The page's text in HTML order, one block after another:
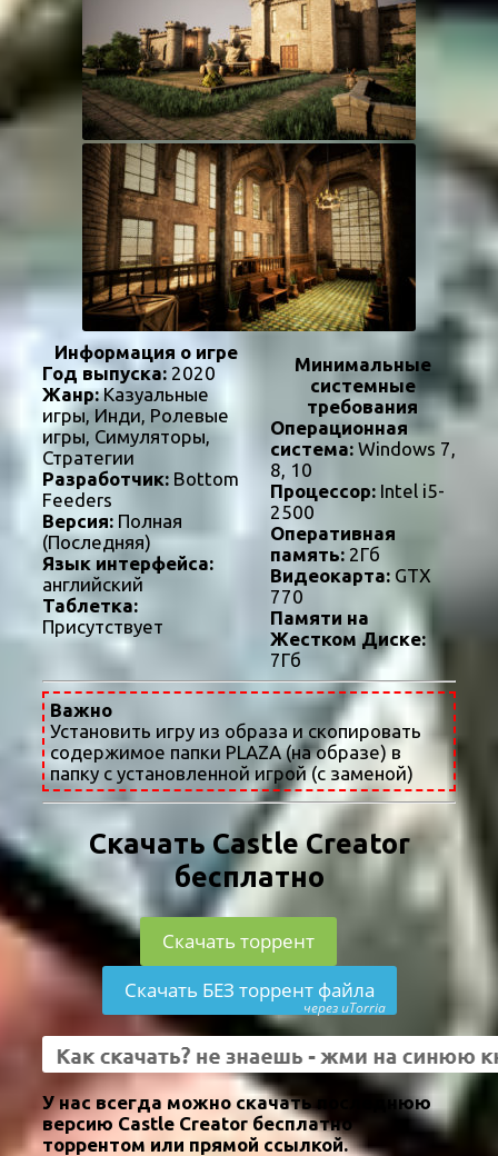
Информация о игре
Год выпуска: 2020
Жанр:Казуальные
игры, Инди, Ролевые
игры, Симуляторы,
Стратегии
Разработчик: Bottom
Feeders
Версия: Полная
(Последняя)
Язык интерфейса:
английский
Таблетка:
Присутствует
Минимальные
системные
требования
Операционная
система:Windows 7,
8, 10
Процессор:Intel i5-
2500
Оперативная
память:2Гб
Видеокарта:GTX
770
Памяти на
Жестком Диске:
7Гб
Важно
Установить игру из образа и скопировать
содержимое папки PLAZA (на образе) в
папку с установленной игрой (с заменой)
Скачать Castle Creator
бесплатно
Скачать торрент
Скачать БЕЗ торрент файла
через uTorria
У нас всегда можно скачать последнюю
версию Castle Creator бесплатно
торрентом или прямой ссылкой.